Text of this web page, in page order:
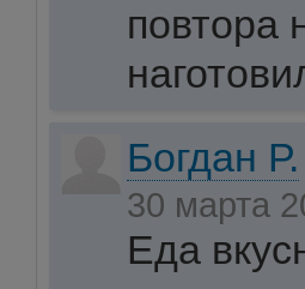
повтора
Богдан Р.
30 марта
Еда